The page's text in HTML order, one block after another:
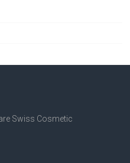
Swiss Cosmetic